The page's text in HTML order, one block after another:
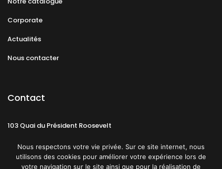
Corporate
Actualités
Nous contacter
Contact
103 Quai du Président Roosevelt
Nous respectons votre vie privée. Sur ce site internet, nous
utilisons des cookies pour améliorer votre expérience lors de
votre navigation sur le site ainsi que pour la réalisation de